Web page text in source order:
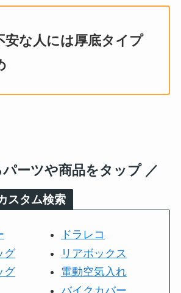
安な人には厚底タイプ
ーツや商品をタップ ／
スタム検索
グ
グ
ドラレコ
リアボックス
電動空気入れ
バイクカバー